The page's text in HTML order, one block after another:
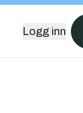
Logg inn